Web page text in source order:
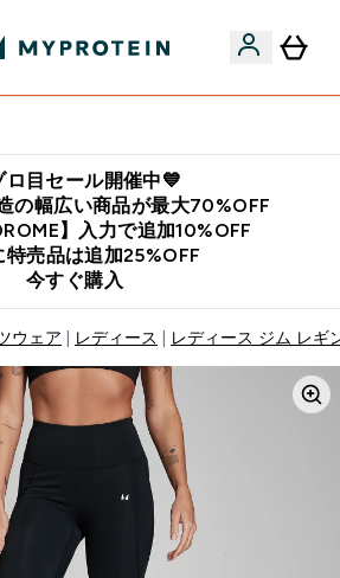
ロ目セール開催中💙
の幅広い商品が最大70%OFF
】入力で追加10%OFF
特売品は追加25%OFF
今すぐ購入
ウェア レディース レディース ジム レギ